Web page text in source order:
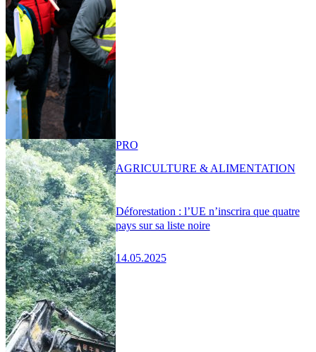
Déforestation : l’UE n’inscrira que quatre
pays sur sa liste noire
14.05.2025
PRO
AGRICULTURE & ALIMENTATION